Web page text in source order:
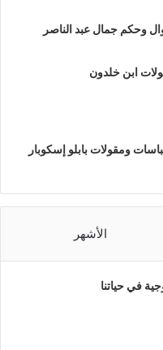
وحكم جمال عبد الناصر
ابن خلدون
ومقولات بابلو إسكوبار
الأشهر
في حياتنا